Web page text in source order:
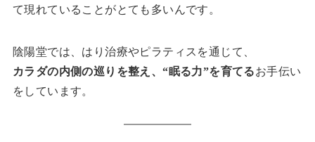
て現れていることがとても多いんです。
陰陽堂では、はり治療やピラティスを通じて、
カラダの内側の巡りを整え、“眠る力”を育てるお手伝い
をしています。